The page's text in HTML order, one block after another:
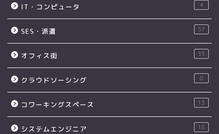
IT・コンピュータ 4
SES・派遣 57
オフィス街 33
クラウドソーシング 8
コワーキングスペース 13
システムエンジニア 18